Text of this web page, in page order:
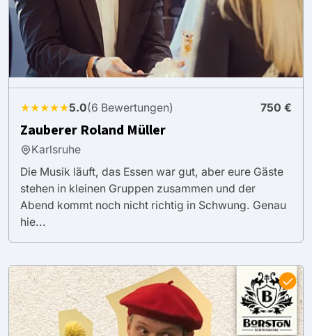
★★★★★5.0(6 Bewertungen) 750 €
Zauberer Roland Müller
Karlsruhe
Die Musik läuft, das Essen war gut, aber eure Gäste
stehen in kleinen Gruppen zusammen und der
Abend kommt noch nicht richtig in Schwung. Genau
hie...